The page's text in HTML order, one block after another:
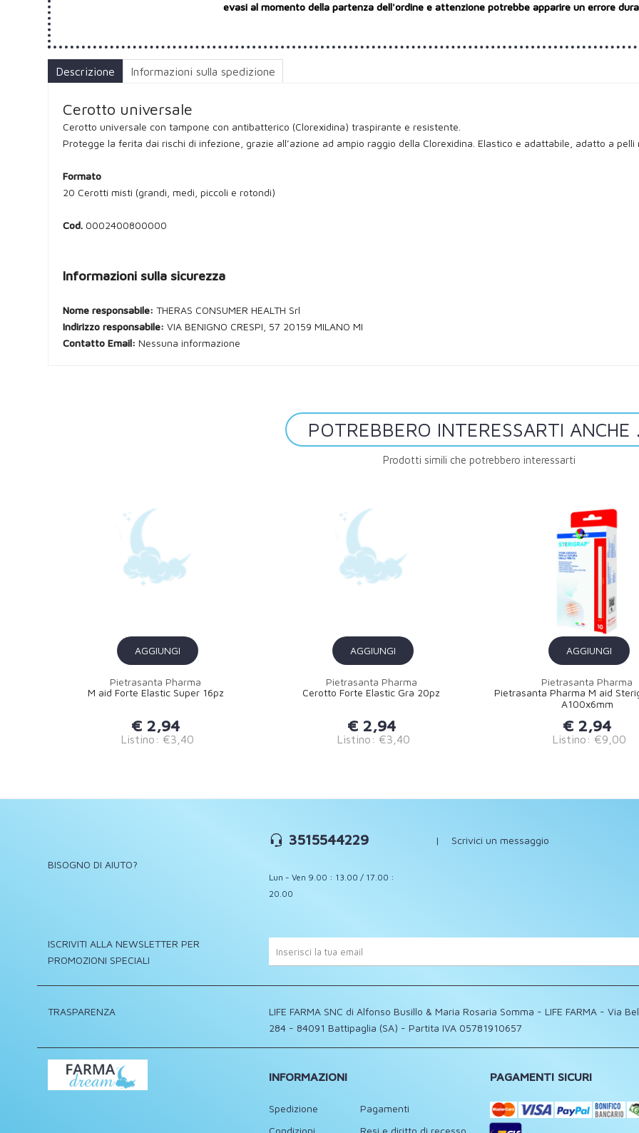
evasi al momento della partenza dell'ordine e attenzione potrebbe apparire un errore
Descrizione Informazioni sulla spedizione
Cerotto universale
Cerotto universale con tampone con antibatterico (Clorexidina) traspirante e resistente.
Protegge la ferita dai rischi di infezione, grazie all’azione ad ampio raggio della Clorexidina. Elastico e adattabile, adatto a pelli
Formato
20 Cerotti misti (grandi, medi, piccoli e rotondi)
Cod. 0002400800000
Informazioni sulla sicurezza
Nome responsabile: THERAS CONSUMER HEALTH Srl
Indirizzo responsabile: VIA BENIGNO CRESPI, 57 20159 MILANO MI
Contatto Email: Nessuna informazione
POTREBBERO INTERESSARTI ANCHE
Prodotti simili che potrebbero interessarti
AGGIUNGI
Pietrasanta Pharma
M aid Forte Elastic Super 16pz
€ 2,94
Listino: €3,40
AGGIUNGI
Pietrasanta Pharma
Cerotto Forte Elastic Gra 20pz
€ 2,94
Listino: €3,40
AGGIUNGI
Pietrasanta Pharma
Pietrasanta Pharma M aid
A100x6mm
€ 2,94
Listino: €9,00
BISOGNO DI AIUTO?
3515544229
Lun - Ven 9.00 : 13.00 / 17.00 :
20.00
| Scrivici un messaggio
ISCRIVITI ALLA NEWSLETTER PER
PROMOZIONI SPECIALI
TRASPARENZA
LIFE FARMA SNC di Alfonso Busillo & Maria Rosaria Somma - LIFE FARMA - Via
284 - 84091 Battipaglia (SA) - Partita IVA 05781910657
INFORMAZIONI
Spedizione
Pagamenti
Condizioni
Resi e diritto di recesso
PAGAMENTI SICURI